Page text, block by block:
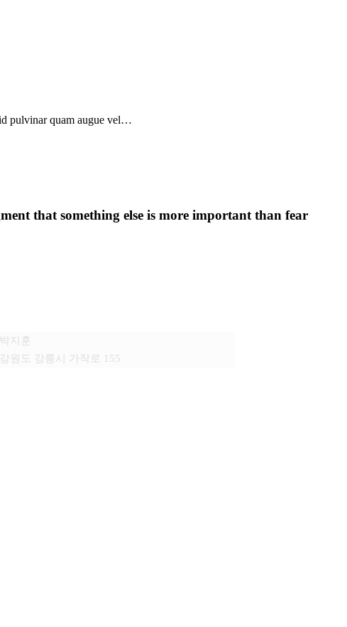
id pulvinar quam augue vel…
that something else is more important than fear
지훈
원도 강릉시 가작로 155